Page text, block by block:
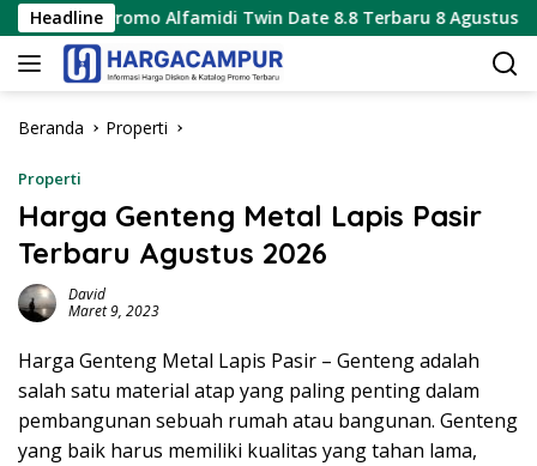
Langsung
ke
konten
Headline
Alfamidi Twin Date 8.8 Terbaru 8 Agustus 2026 Hanya 1
Beranda Properti
Properti
Harga Genteng Metal Lapis Pasir
Terbaru Agustus 2026
David
Maret 9, 2023
Harga Genteng Metal Lapis Pasir – Genteng adalah
salah satu material atap yang paling penting dalam
pembangunan sebuah rumah atau bangunan. Genteng
yang baik harus memiliki kualitas yang tahan lama,